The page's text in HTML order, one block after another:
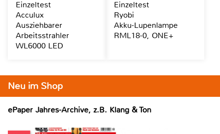
Neu im Shop
ePaper Jahres-Archive, z.B. Klang & Ton
Einzeltest
Acculux
Ausziehbarer
Arbeitsstrahler
WL6000 LED
Einzeltest
Ryobi
Akku-Lupenlampe
RML18-0, ONE+